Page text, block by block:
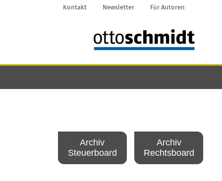
Kontakt Newsletter Für Autoren
Archiv
Steuerboard
Archiv
Rechtsboard